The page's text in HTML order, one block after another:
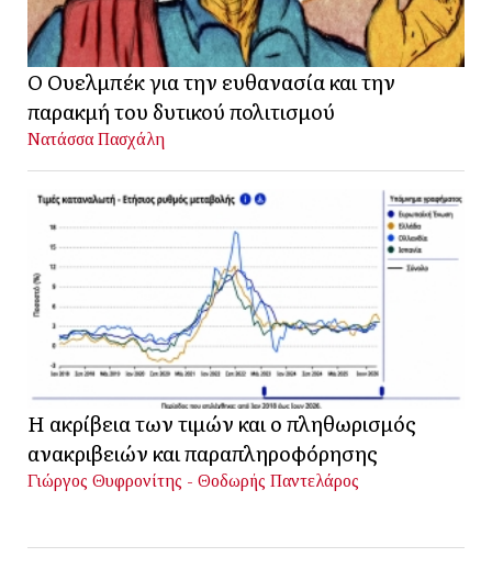
Ο Ουελμπέκ για την ευθανασία και την
παρακμή του δυτικού πολιτισμού
Νατάσσα Πασχάλη
Η ακρίβεια των τιμών και ο πληθωρισμός
ανακριβειών και παραπληροφόρησης
Γιώργος Θυφρονίτης - Θοδωρής Παντελάρος